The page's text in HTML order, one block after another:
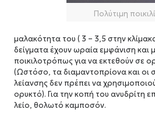
Πολύτιμη
μαλακότητα του ( 3 – 3,5 στην
δείγματα έχουν ωραία εμφάνιση και
ποικιλοτρόπως για να εκτεθούν σε
(Ωστόσο, τα διαμαντοπρίονα και οι
λείανσης δεν πρέπει να
ορυκτό). Για την κοπή του ανυδρίτη
λείο, θολωτό καμποσόν.